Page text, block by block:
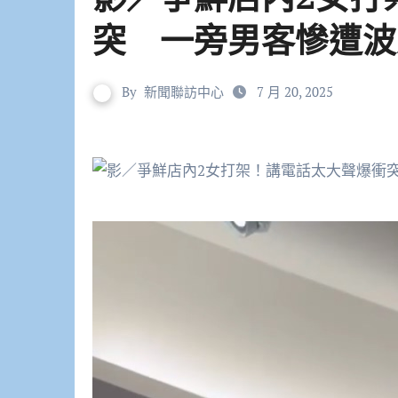
突 一旁男客慘遭
By 新聞聯訪中心 7 月 20, 2025